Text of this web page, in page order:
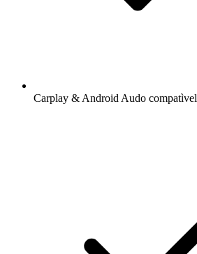
Carplay & Android Audo compatìvel